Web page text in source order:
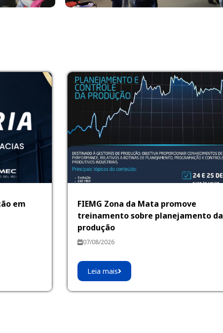
em
FIEMG Zona da Mata promove
treinamento sobre planejamento da
produção
07/08/2026
Leia mais